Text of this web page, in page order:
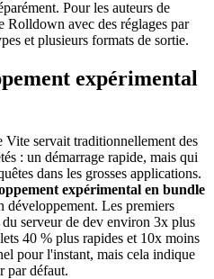
Pour les auteurs de
Rolldown avec des réglages par
et plusieurs formats de sortie.
expérimental
Vite servait traditionnellement des
: un démarrage rapide, mais qui
dans les grosses applications.
expérimental en bundle
développement. Les premiers
serveur de dev environ 3x plus
40 % plus rapides et 10x moins
pour l'instant, mais cela indique
par défaut.